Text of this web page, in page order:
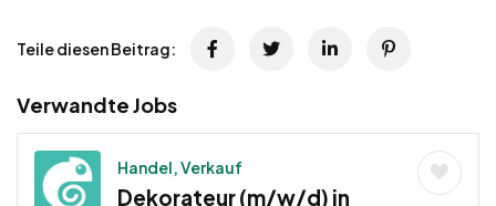
Teile diesen Beitrag:
Verwandte Jobs
Handel, Verkauf
Dekorateur (m/w/d) in